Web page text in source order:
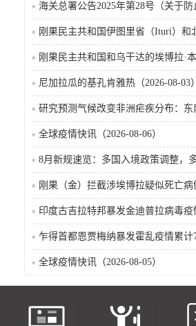
尼加拉瓜的基孔肯雅热（2026-08-03）
全球疫情快讯（2026-08-06）
全球疫情快讯（2026-08-05）